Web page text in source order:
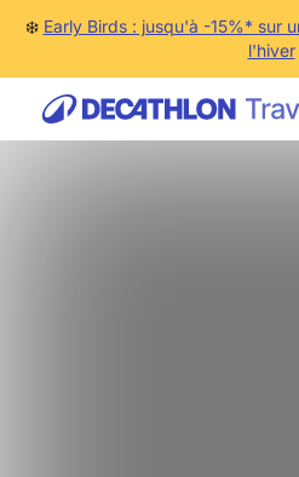
❄️ Early Birds : jusqu'à -15%* sur
l'hiver